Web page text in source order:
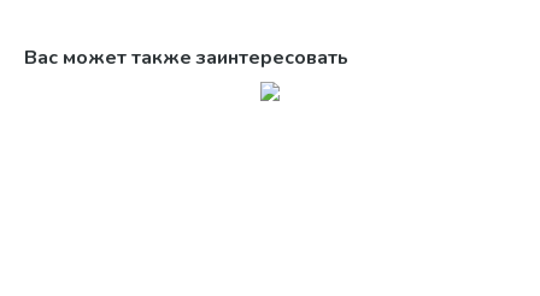
Вас может также заинтересовать